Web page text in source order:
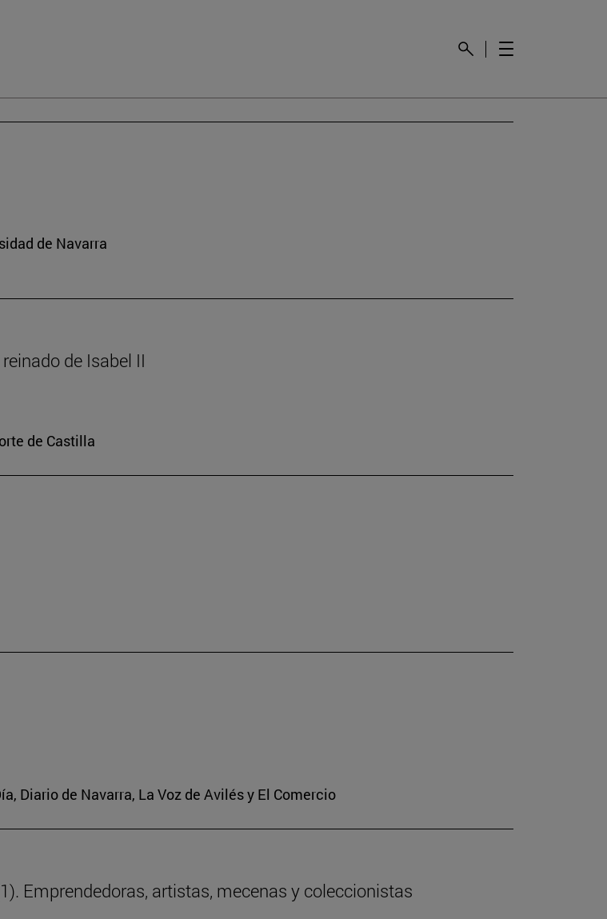
de Navarra
de Isabel II
de Castilla
Diario de Navarra, La Voz de Avilés y El Comercio
Emprendedoras, artistas, mecenas y coleccionistas